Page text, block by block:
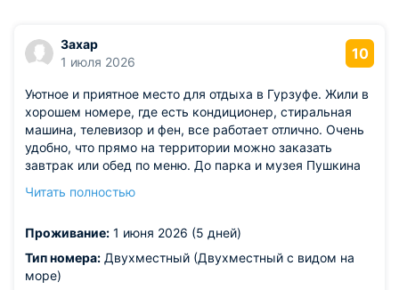
Захар
1 июля 2026
10
Уютное и приятное место для отдыха в Гурзуфе. Жили в
хорошем номере, где есть кондиционер, стиральная
машина, телевизор и фен, все работает отлично. Очень
удобно, что прямо на территории можно заказать
завтрак или обед по меню. До парка и музея Пушкина
удачное. Нам все понравилось, условия для
Из недостатков: нареканий нет.
Читать полностью
Проживание: 1 июня 2026 (5 дней)
Тип номера: Двухместный (Двухместный с видом на
море)